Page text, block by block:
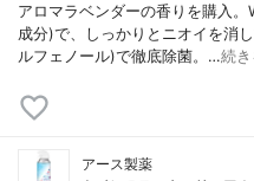
アロマラベンダーの香りを購入
成分)で、しっかりとニオイを消
ルフェノール)で徹底除菌。…続
アース製薬